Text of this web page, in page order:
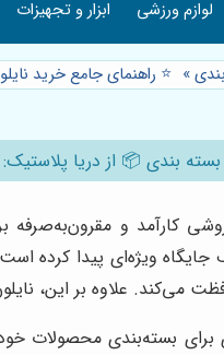
لوازم ورزشی ابزار و تجهیزات
» ⭐️ راهنمای جامع خرید
بندی 📦 از دریا پلاستیک:
کارآمد و
ویژه‌ای پیدا کرده
می‌کند. علاوه بر این،
برای بسته‌بندی محصولات